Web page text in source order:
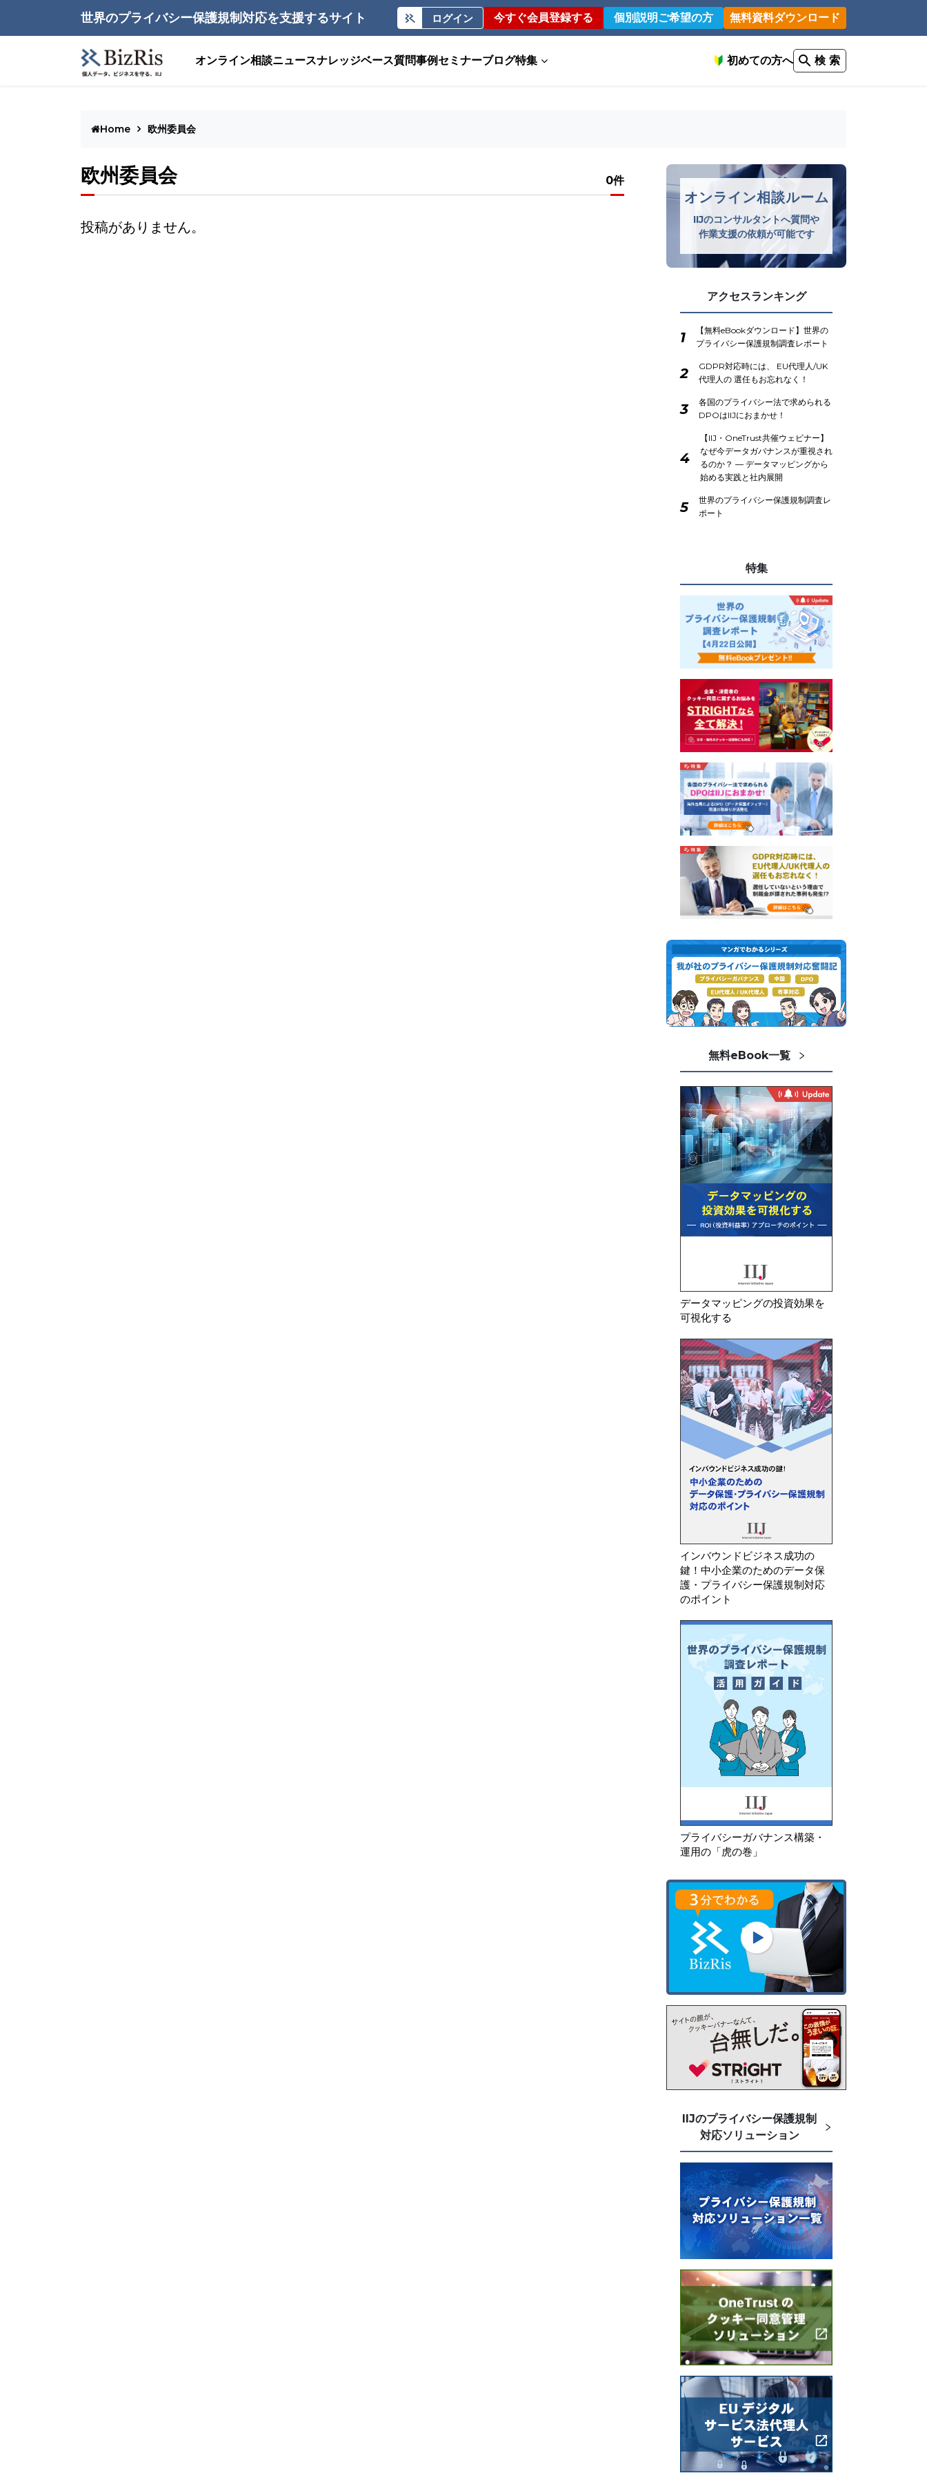
世界のプライバシー保護規制対応を支援するサイト ログイン 今すぐ会員登録する 個別説明ご希望の方 無料資料ダウンロード
オンライン相談ニュースナレッジベース質問事例 セミナーブログ特集 初めての方へ 検 索
Home 欧州委員会
欧州委員会 0件
投稿がありません。
オンライン相談ルーム
IIJのコンサルタントへ質問や
作業支援の依頼が可能です
アクセスランキング
1
【無料eBookダウンロード】世界の
プライバシー保護規制調査レポート
2
GDPR対応時には、 EU代理人/UK
代理人の 選任もお忘れなく！
3
各国のプライバシー法で求められる
DPOはIIJにおまかせ！
4
【IIJ・OneTrust共催ウェビナー】
なぜ今データガバナンスが重視され
るのか？ ― データマッピングから
始める実践と社内展開
5
世界のプライバシー保護規制調査レ
ポート
特集
無料eBook一覧
データマッピングの投資効果を
可視化する
インバウンドビジネス成功の
鍵！中小企業のためのデータ保
護・プライバシー保護規制対応
のポイント
プライバシーガバナンス構築・
運用の「虎の巻」
IIJのプライバシー保護規制
対応ソリューション